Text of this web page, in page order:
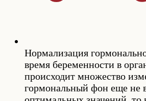
Нормализация
время беременности в
происходит множество
гормональный фон еще не